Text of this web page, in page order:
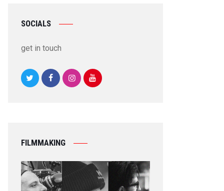
SOCIALS
get in touch
FILMMAKING